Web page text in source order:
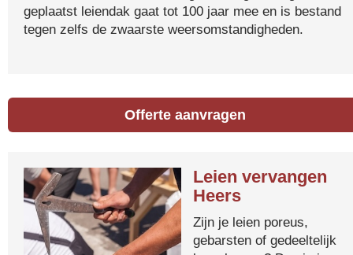
geplaatst leiendak gaat tot 100 jaar mee en is bestand
tegen zelfs de zwaarste weersomstandigheden.
Offerte aanvragen
Leien vervangen
Heers
Zijn je leien poreus,
gebarsten of gedeeltelijk